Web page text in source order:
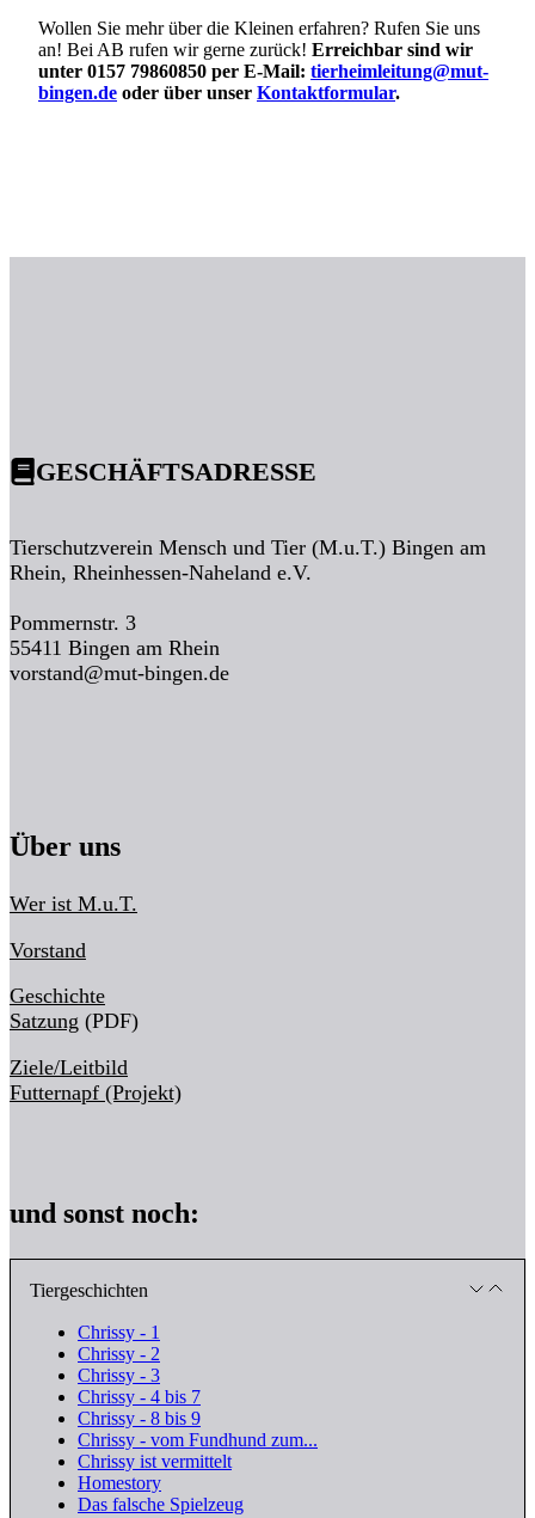
Wollen Sie mehr über die Kleinen erfahren? Rufen Sie uns
an! Bei AB rufen wir gerne zurück! Erreichbar sind wir
unter 0157 79860850 per E-Mail: tierheimleitung@mut-
bingen.de oder über unser Kontaktformular.
GESCHÄFTSADRESSE
Tierschutzverein Mensch und Tier (M.u.T.) Bingen am
Rhein, Rheinhessen-Naheland e.V.
Pommernstr. 3
55411 Bingen am Rhein
vorstand@mut-bingen.de
Über uns
Wer ist M.u.T.
Vorstand
Geschichte
Satzung (PDF)
Ziele/Leitbild
Futternapf (Projekt)
und sonst noch:
Tiergeschichten
Chrissy - 1
Chrissy - 2
Chrissy - 3
Chrissy - 4 bis 7
Chrissy - 8 bis 9
Chrissy - vom Fundhund zum...
Chrissy ist vermittelt
Homestory
Das falsche Spielzeug